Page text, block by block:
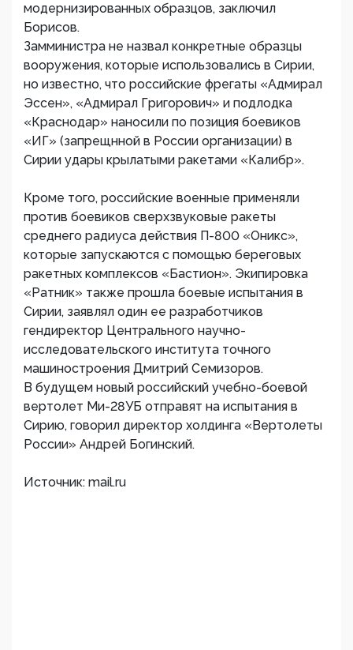
модернизированных образцов, заключил
Борисов.
Замминистра не назвал конкретные образцы
вооружения, которые использовались в Сирии,
но известно, что российские фрегаты «Адмирал
Эссен», «Адмирал Григорович» и подлодка
«Краснодар» наносили по позиция боевиков
«ИГ» (запрещнной в России организации) в
Сирии удары крылатыми ракетами «Калибр».
Кроме того, российские военные применяли
против боевиков сверхзвуковые ракеты
среднего радиуса действия П-800 «Оникс»,
которые запускаются с помощью береговых
ракетных комплексов «Бастион». Экипировка
«Ратник» также прошла боевые испытания в
Сирии, заявлял один ее разработчиков
гендиректор Центрального научно-
исследовательского института точного
машиностроения Дмитрий Семизоров.
В будущем новый российский учебно-боевой
вертолет Ми-28УБ отправят на испытания в
Сирию, говорил директор холдинга «Вертолеты
России» Андрей Богинский.
Источник: mail.ru